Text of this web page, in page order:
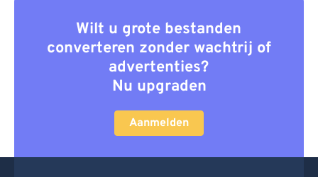
Wilt u grote bestanden
converteren zonder wachtrij of
advertenties?
Nu upgraden
Aanmelden